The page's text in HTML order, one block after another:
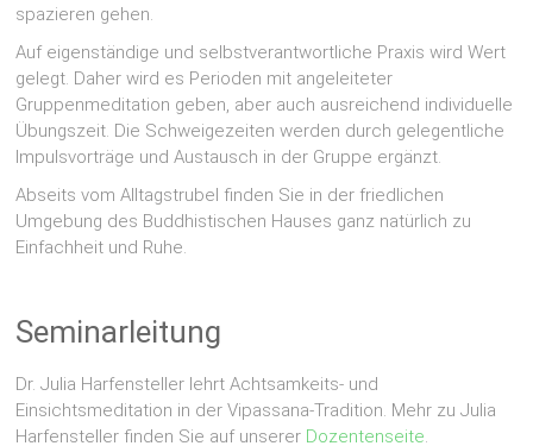
spazieren gehen.
Auf eigenständige und selbstverantwortliche Praxis wird Wert
gelegt. Daher wird es Perioden mit angeleiteter
Gruppenmeditation geben, aber auch ausreichend individuelle
Übungszeit. Die Schweigezeiten werden durch gelegentliche
Impulsvorträge und Austausch in der Gruppe ergänzt.
Abseits vom Alltagstrubel finden Sie in der friedlichen
Umgebung des Buddhistischen Hauses ganz natürlich zu
Einfachheit und Ruhe.
Seminarleitung
Dr. Julia Harfensteller lehrt Achtsamkeits- und
Einsichtsmeditation in der Vipassana-Tradition. Mehr zu Julia
Harfensteller finden Sie auf unserer Dozentenseite.